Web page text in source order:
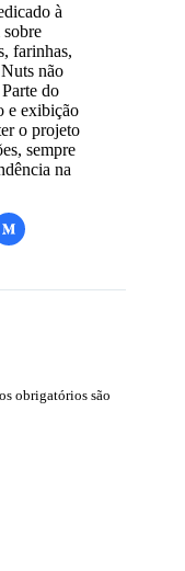
à
farinhas,
não
do
e exibição
o projeto
sempre
na
obrigatórios são